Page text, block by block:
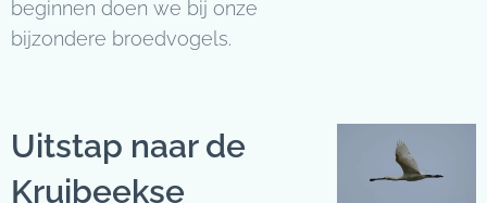
beginnen doen we bij onze
bijzondere broedvogels.
Uitstap naar de
Kruibeekse